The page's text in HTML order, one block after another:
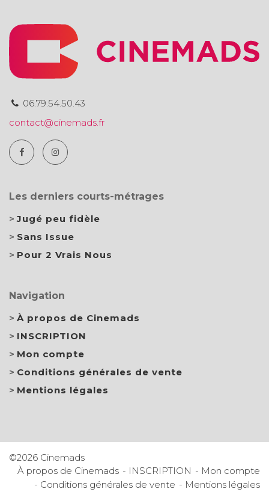
06.79.54.50.43
contact@cinemads.fr
Les derniers courts-métrages
Jugé peu fidèle
Sans Issue
Pour 2 Vrais Nous
Navigation
À propos de Cinemads
INSCRIPTION
Mon compte
Conditions générales de vente
Mentions légales
©2026 Cinemads
À propos de Cinemads
INSCRIPTION
Mon compte
Conditions générales de vente
Mentions légales